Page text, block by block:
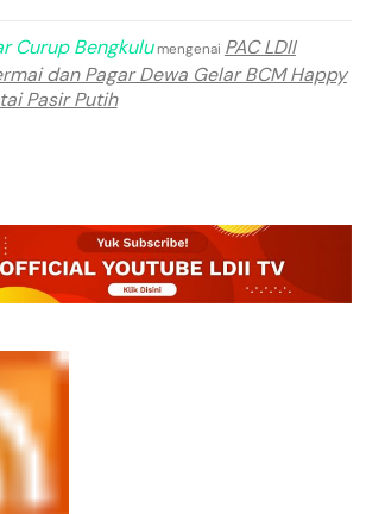
Curup Bengkulumengenai PAC LDII
dan Pagar Dewa Gelar BCM Happy
Pasir Putih